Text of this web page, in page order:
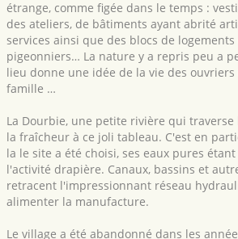
étrange, comme figée dans le temps :
des ateliers, de bâtiments ayant abrité
services ainsi que des blocs de
pigeonniers… La nature y a repris peu a
lieu donne une idée de la vie des
famille …
La Dourbie, une petite rivière qui
la fraîcheur à ce joli tableau. C'est en
la le site a été choisi, ses eaux pures
l'activité drapière. Canaux, bassins et
retracent l'impressionnant réseau
alimenter la manufacture.
Le village a été abandonné dans les